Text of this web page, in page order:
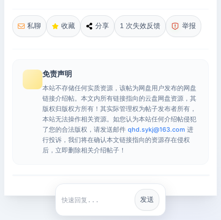
私聊 收藏 分享 1 次失效反馈 举报
免责声明
本站不存储任何实质资源，该帖为网盘用户发布的网盘
链接介绍帖。本文内所有链接指向的云盘网盘资源，其
版权归版权方所有！其实际管理权为帖子发布者所有，
本站无法操作相关资源。如您认为本站任何介绍帖侵犯
了您的合法版权，请发送邮件 qhd.sykj@163.com 进
行投诉，我们将在确认本文链接指向的资源存在侵权
后，立即删除相关介绍帖子！
快捷回复
发送